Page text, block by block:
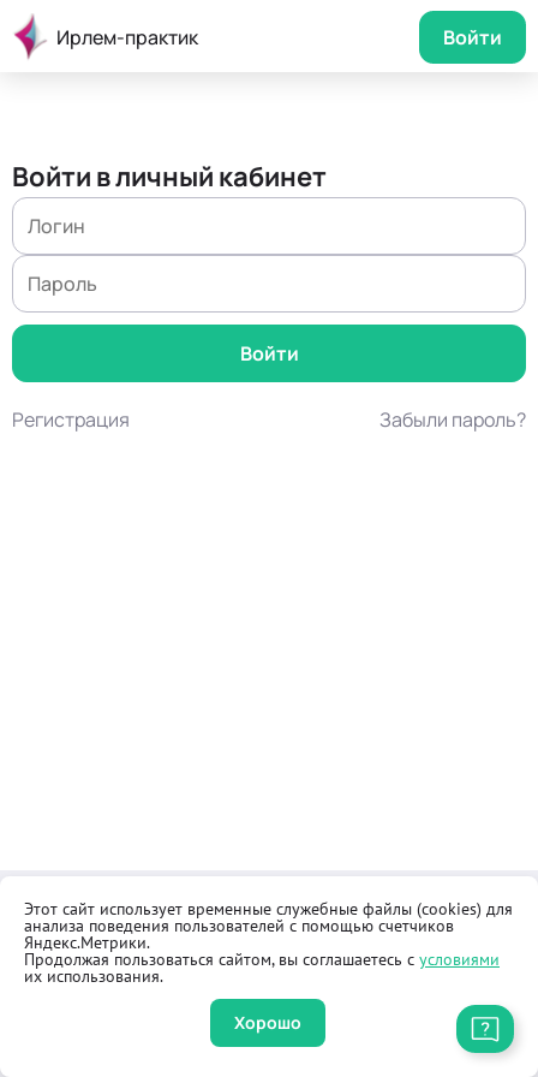
Ирлем-практик Войти
Войти в личный кабинет
Регистрация Забыли пароль?
Контакты
Как купить
Общественная приёмная
Реквизиты
Оферта
Правила продажи товаров
Этот сайт использует временные служебные файлы (cookies) для
анализа поведения пользователей с помощью счетчиков
Яндекс.Метрики.
Продолжая пользоваться сайтом, вы соглашаетесь с условиями
их использования.
Хорошо